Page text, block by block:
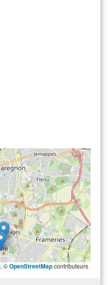
, ©OpenStreetMapcontributeurs